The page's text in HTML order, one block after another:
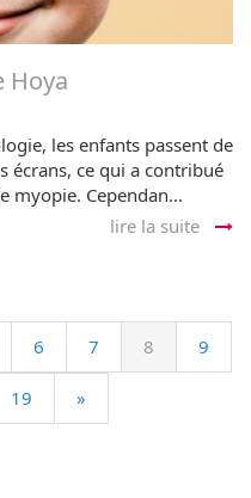
Hoya
les enfants passent de
écrans, ce qui a contribué
myopie. Cependan...
lire la suite
6 7 8 9
19 »